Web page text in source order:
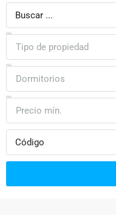
Tipo de propiedad
Dormitorios
Precio mín.